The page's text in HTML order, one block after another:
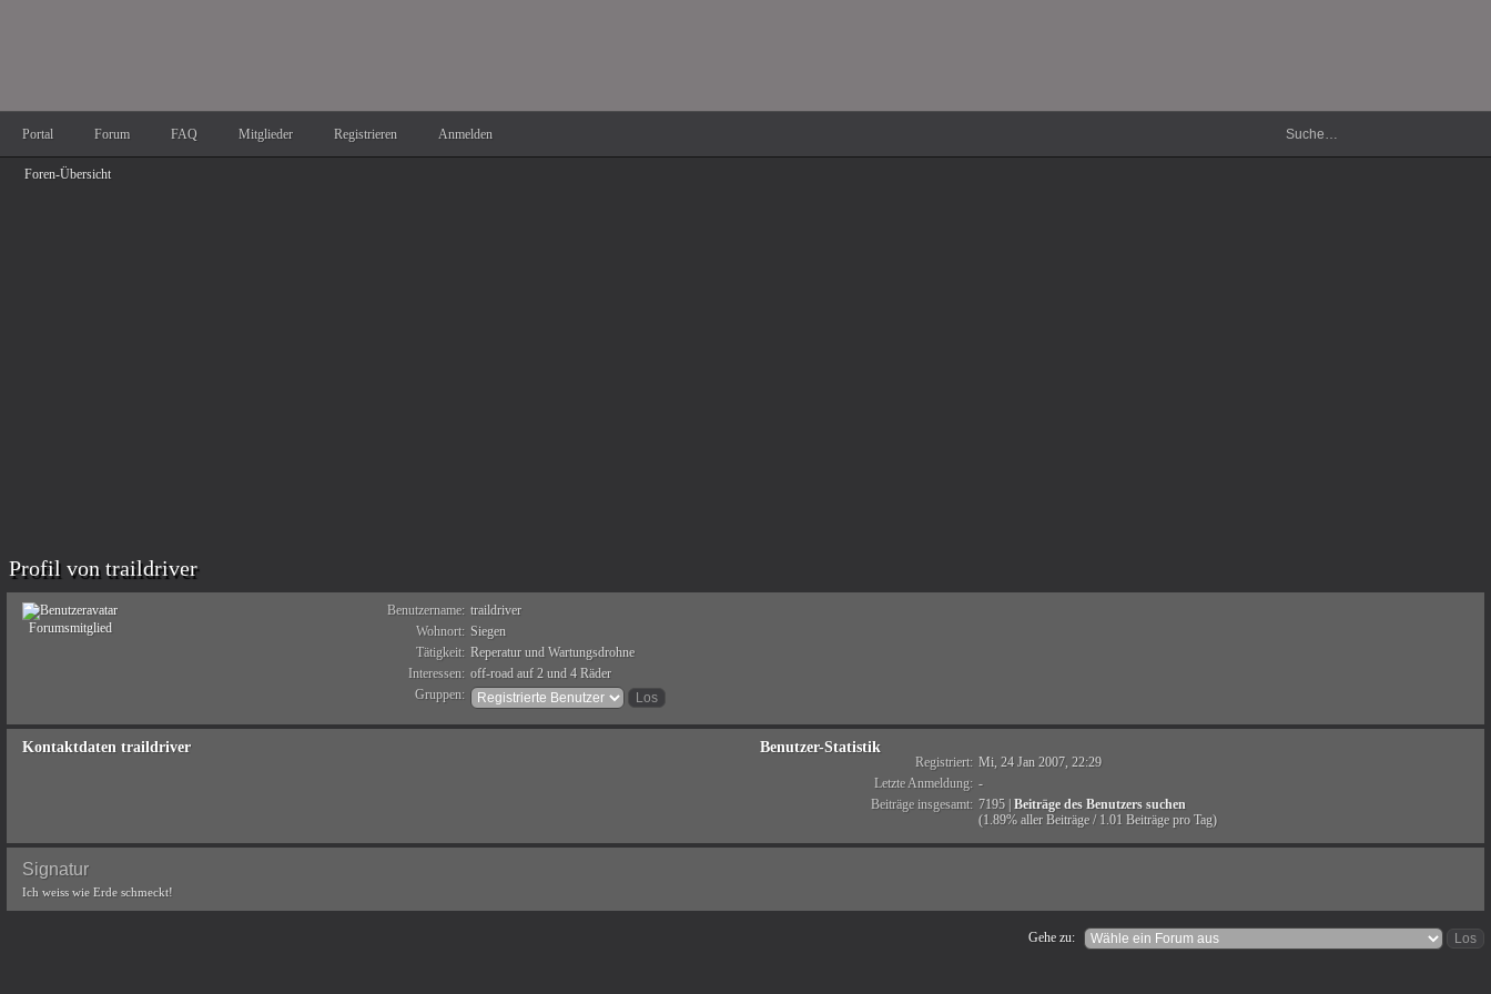
Portal Forum FAQ Mitglieder Registrieren Anmelden
Foren-Übersicht
Profil von traildriver
Forumsmitglied
Benutzername: traildriver
Wohnort: Siegen
Tätigkeit: Reperatur und Wartungsdrohne
Interessen: off-road auf 2 und 4 Räder
Gruppen:
Kontaktdaten traildriver Benutzer-Statistik
Registriert: Mi, 24 Jan 2007, 22:29
Letzte Anmeldung: -
Beiträge insgesamt: 7195 | Beiträge des Benutzers suchen
(1.89% aller Beiträge / 1.01 Beiträge pro Tag)
Signatur
Ich weiss wie Erde schmeckt!
Gehe zu: